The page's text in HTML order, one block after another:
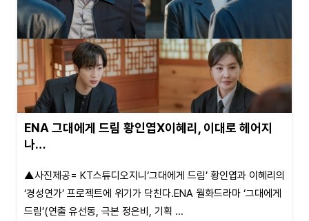
ENA 그대에게 드림 황인엽X이혜리, 이대로 헤어지
나…
▲사진제공= KT스튜디오지니‘그대에게 드림’ 황인엽과 이혜리의
‘경성연가’ 프로젝트에 위기가 닥친다.ENA 월화드라마 ‘그대에게
드림’(연출 유선동, 극본 정은비, 기획 ...